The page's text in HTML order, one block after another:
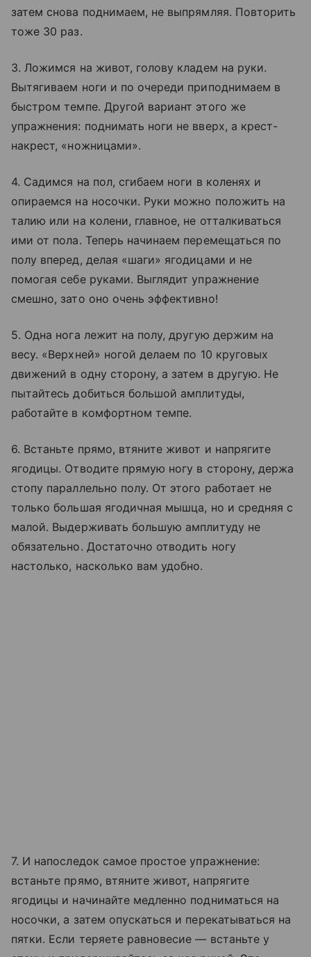
затем снова поднимаем, не выпрямляя. Повторить
тоже 30 раз.
3. Ложимся на живот, голову кладем на руки.
Вытягиваем ноги и по очереди приподнимаем в
быстром темпе. Другой вариант этого же
упражнения: поднимать ноги не вверх, а крест-
накрест, «ножницами».
4. Садимся на пол, сгибаем ноги в коленях и
опираемся на носочки. Руки можно положить на
талию или на колени, главное, не отталкиваться
ими от пола. Теперь начинаем перемещаться по
полу вперед, делая «шаги» ягодицами и не
помогая себе руками. Выглядит упражнение
смешно, зато оно очень эффективно!
5. Одна нога лежит на полу, другую держим на
весу. «Верхней» ногой делаем по 10 круговых
движений в одну сторону, а затем в другую. Не
пытайтесь добиться большой амплитуды,
работайте в комфортном темпе.
6. Встаньте прямо, втяните живот и напрягите
ягодицы. Отводите прямую ногу в сторону, держа
стопу параллельно полу. От этого работает не
только большая ягодичная мышца, но и средняя с
малой. Выдерживать большую амплитуду не
обязательно. Достаточно отводить ногу
настолько, насколько вам удобно.
7. И напоследок самое простое упражнение:
встаньте прямо, втяните живот, напрягите
ягодицы и начинайте медленно подниматься на
носочки, а затем опускаться и перекатываться на
пятки. Если теряете равновесие — встаньте у